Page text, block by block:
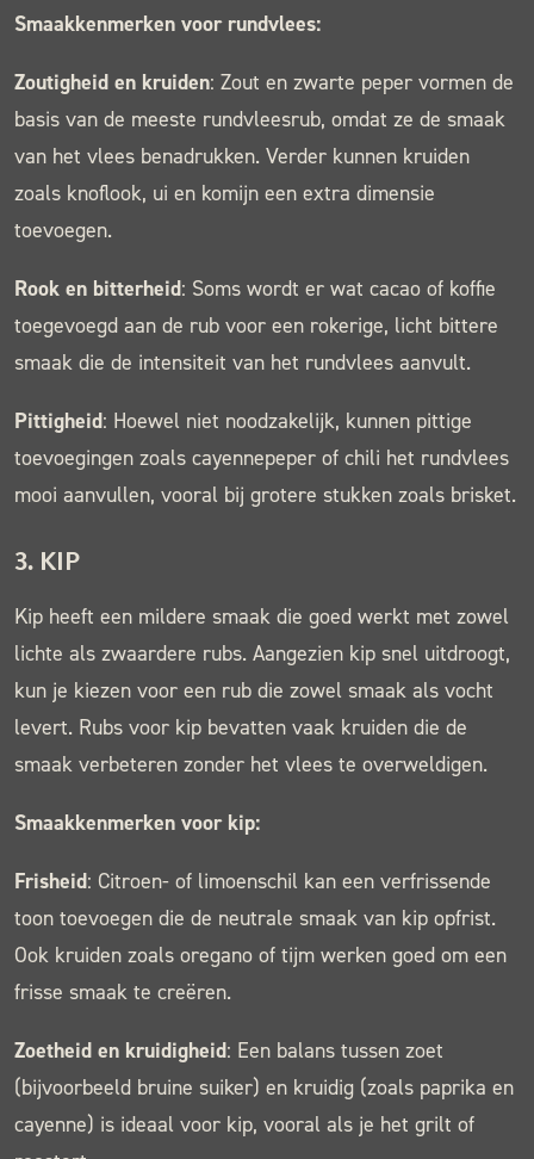
Smaakkenmerken voor rundvlees:
Zoutigheid en kruiden: Zout en zwarte peper vormen de
basis van de meeste rundvleesrub, omdat ze de smaak
van het vlees benadrukken. Verder kunnen kruiden
zoals knoflook, ui en komijn een extra dimensie
toevoegen.
Rook en bitterheid: Soms wordt er wat cacao of koffie
toegevoegd aan de rub voor een rokerige, licht bittere
smaak die de intensiteit van het rundvlees aanvult.
Pittigheid: Hoewel niet noodzakelijk, kunnen pittige
toevoegingen zoals cayennepeper of chili het rundvlees
mooi aanvullen, vooral bij grotere stukken zoals brisket.
3. KIP
Kip heeft een mildere smaak die goed werkt met zowel
lichte als zwaardere rubs. Aangezien kip snel uitdroogt,
kun je kiezen voor een rub die zowel smaak als vocht
levert. Rubs voor kip bevatten vaak kruiden die de
smaak verbeteren zonder het vlees te overweldigen.
Smaakkenmerken voor kip:
Frisheid: Citroen- of limoenschil kan een verfrissende
toon toevoegen die de neutrale smaak van kip opfrist.
Ook kruiden zoals oregano of tijm werken goed om een
frisse smaak te creëren.
Zoetheid en kruidigheid: Een balans tussen zoet
(bijvoorbeeld bruine suiker) en kruidig (zoals paprika en
cayenne) is ideaal voor kip, vooral als je het grilt of